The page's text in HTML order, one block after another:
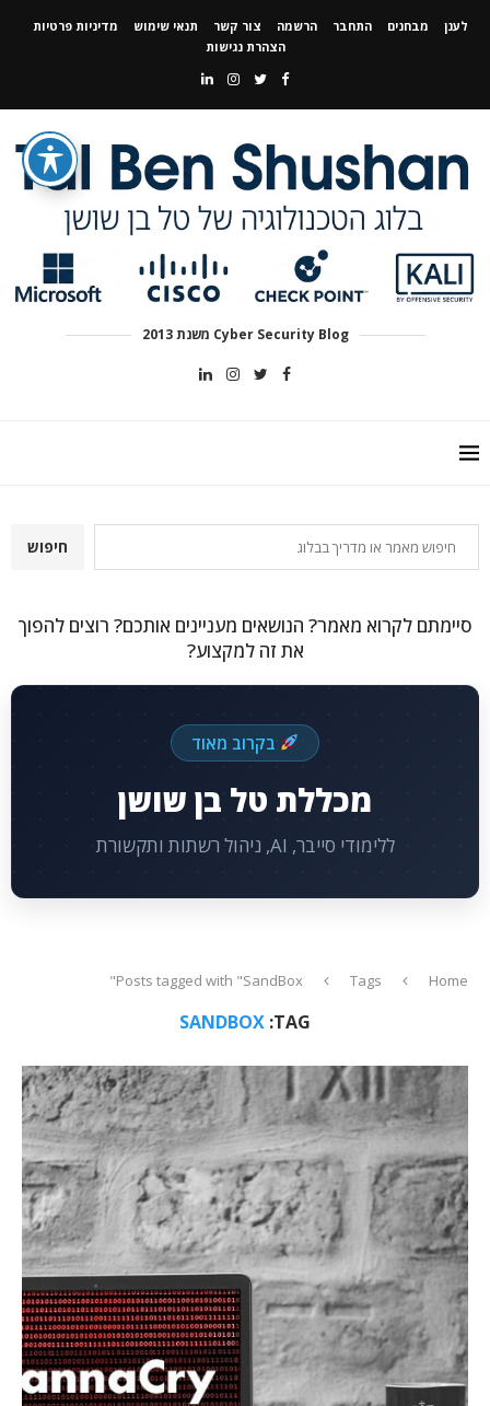
לענן מבחנים התחבר הרשמה צור קשר תנאי שימוש
מדיניות פרטיות
הצהרת נגישות
Cyber Security Blog משנת 2013
חיפוש
סיימתם לקרוא מאמר? הנושאים מעניינים אותכם? רוצים להפוך
את זה למקצוע?
בקרוב מאוד
מכללת טל בן שושן
ללימודי סייבר, AI, ניהול רשתות ותקשורת
Home
Tags
Posts tagged with "SandBox"
TAG:
SANDBOX